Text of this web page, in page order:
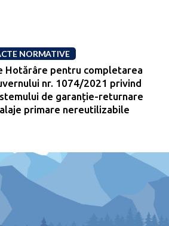
NORMATIVE
Hotărâre pentru completarea
nr. 1074/2021 privind
de garanție-returnare
primare nereutilizabile